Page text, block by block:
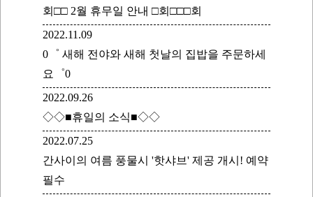
회□□ 2월 휴무일 안내 □회□□□회
2022.11.09
0゜ 새해 전야와 새해 첫날의 집밥을 주문하세
요゜0
2022.09.26
◇◇■휴일의 소식■◇◇
2022.07.25
간사이의 여름 풍물시 '핫샤브' 제공 개시! 예약
필수